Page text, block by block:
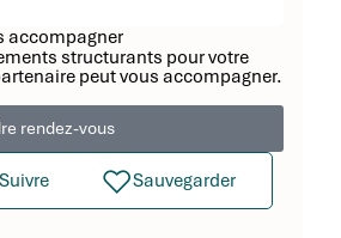
accompagner
structurants pour votre
peut vous accompagner.
rendez-vous
Suivre Sauvegarder